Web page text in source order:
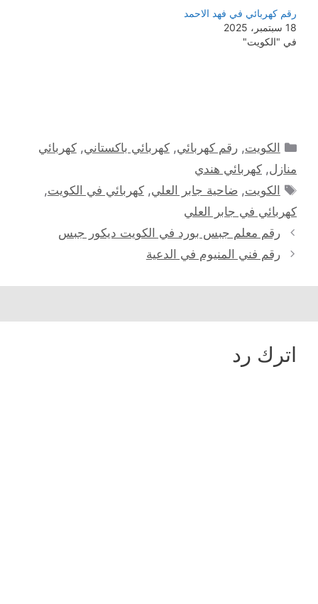
رقم كهربائي في فهد الاحمد
18 سبتمبر، 2025
في "الكويت"
التصنيفات
الكويت,رقم كهربائي,كهربائي باكستاني,كهربائي
منازل, كهربائي هندي
الوسوم
الكويت, ضاحية جابر العلي,كهربائي في الكويت,
كهربائي في جابر العلي
رقم معلم جبس بورد في الكويت ديكور جبس
رقم فني المنيوم في الدعية
اترك رد